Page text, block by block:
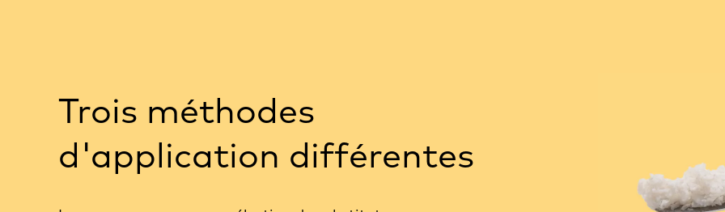
Trois méthodes
d'application différentes